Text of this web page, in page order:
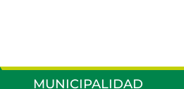
MUNICIPALIDAD